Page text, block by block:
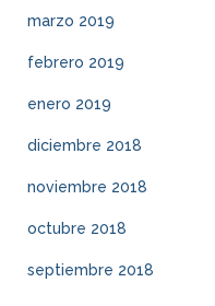
marzo 2019
febrero 2019
enero 2019
diciembre 2018
noviembre 2018
octubre 2018
septiembre 2018